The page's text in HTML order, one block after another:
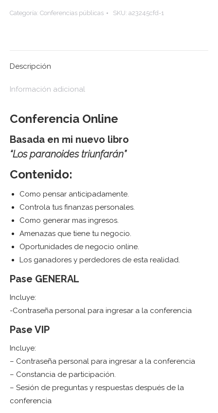
Categoría: Conferencias públicas SKU: a23245cfd-1
Descripción
Información adicional
Conferencia Online
Basada en mi nuevo libro
“Los paranoides triunfarán”
Contenido:
Como pensar anticipadamente.
Controla tus finanzas personales.
Como generar mas ingresos.
Amenazas que tiene tu negocio.
Oportunidades de negocio online.
Los ganadores y perdedores de esta realidad.
Pase GENERAL
Incluye:
-Contraseña personal para ingresar a la conferencia
Pase VIP
Incluye:
– Contraseña personal para ingresar a la conferencia
– Constancia de participación.
– Sesión de preguntas y respuestas después de la
conferencia